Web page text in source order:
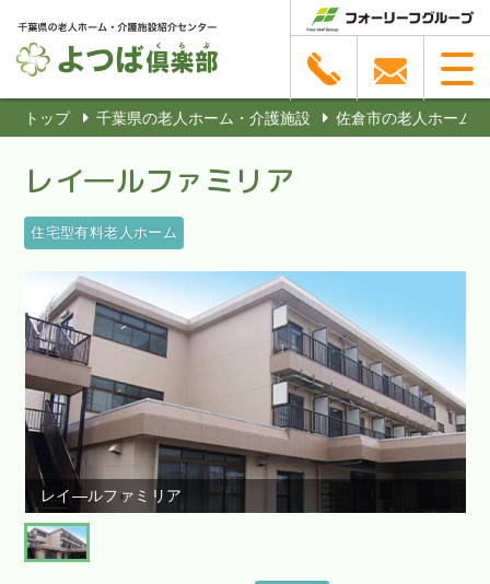
トップ 千葉県の老人ホーム・介護施設 佐倉市の老人ホーム
レイ―ルファミリア
住宅型有料老人ホーム
レイ―ルファミリア